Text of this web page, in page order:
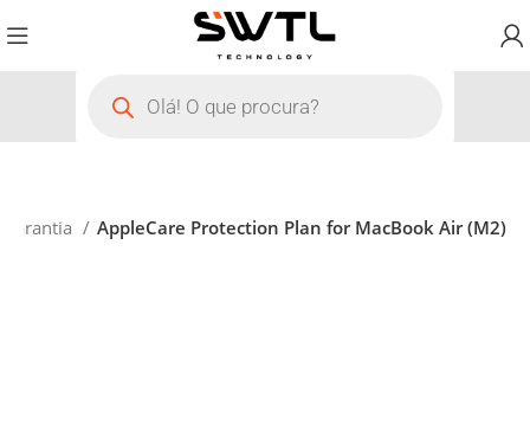
AppleCare Protection Plan for MacBook Air (M2)